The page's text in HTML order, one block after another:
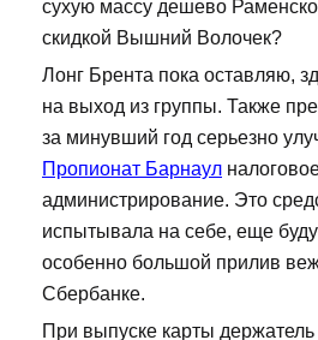
сухую массу дешево
скидкой Вышний Волочек?
Лонг Брента пока оставляю,
на выход из группы. Также
за минувший год серьезно
Пропионат Барнаул
администрирование. Это
испытывала на себе, еще
особенно большой прилив
Сбербанке.
При выпуске карты держатель